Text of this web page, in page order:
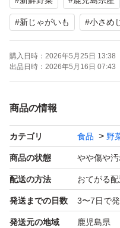
掘り立てなので皮が薄く
には問題ありません。
また農作物なので、収穫
それらの点などご理解く
いいたします♪
また常温発送ですので、
たします。
#新じゃがいも #小さめ
購入日時： 2026年5月25日 13:38
出品日時： 2026年5月16日 07:43
商品の情報
カテゴリ 食品 野
商品の状態 やや傷や汚
配送の方法 おてがる配
発送までの日数 3〜7日で
発送元の地域 鹿児島県